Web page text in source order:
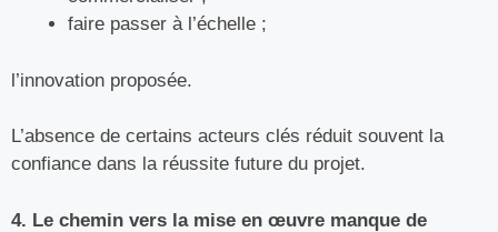
faire passer à l’échelle ;
l’innovation proposée.
L’absence de certains acteurs clés réduit souvent la
confiance dans la réussite future du projet.
4. Le chemin vers la mise en œuvre manque de